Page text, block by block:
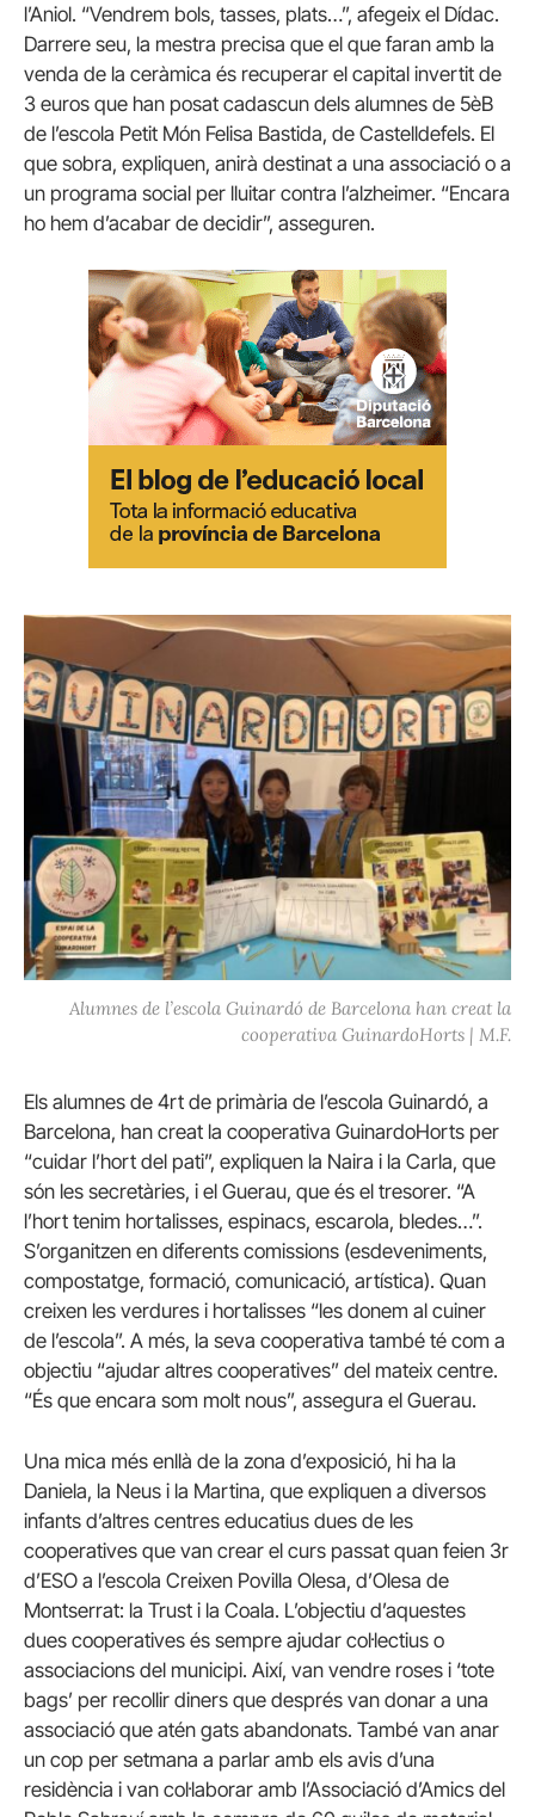
l’Aniol. “Vendrem bols, tasses, plats…”, afegeix el Dídac.
Darrere seu, la mestra precisa que el que faran amb la
venda de la ceràmica és recuperar el capital invertit de
3 euros que han posat cadascun dels alumnes de 5èB
de l’escola Petit Món Felisa Bastida, de Castelldefels. El
que sobra, expliquen, anirà destinat a una associació o a
un programa social per lluitar contra l’alzheimer. “Encara
ho hem d’acabar de decidir”, asseguren.
Alumnes de l’escola Guinardó de Barcelona han creat la
cooperativa GuinardoHorts | M.F.
Els alumnes de 4rt de primària de l’escola Guinardó, a
Barcelona, han creat la cooperativa GuinardoHorts per
“cuidar l’hort del pati”, expliquen la Naira i la Carla, que
són les secretàries, i el Guerau, que és el tresorer. “A
l’hort tenim hortalisses, espinacs, escarola, bledes…”.
S’organitzen en diferents comissions (esdeveniments,
compostatge, formació, comunicació, artística). Quan
creixen les verdures i hortalisses “les donem al cuiner
de l’escola”. A més, la seva cooperativa també té com a
objectiu “ajudar altres cooperatives” del mateix centre.
“És que encara som molt nous”, assegura el Guerau.
Una mica més enllà de la zona d’exposició, hi ha la
Daniela, la Neus i la Martina, que expliquen a diversos
infants d’altres centres educatius dues de les
cooperatives que van crear el curs passat quan feien 3r
d’ESO a l’escola Creixen Povilla Olesa, d’Olesa de
Montserrat: la Trust i la Coala. L’objectiu d’aquestes
dues cooperatives és sempre ajudar col·lectius o
associacions del municipi. Així, van vendre roses i ‘tote
bags’ per recollir diners que després van donar a una
associació que atén gats abandonats. També van anar
un cop per setmana a parlar amb els avis d’una
residència i van col·laborar amb l’Associació d’Amics del